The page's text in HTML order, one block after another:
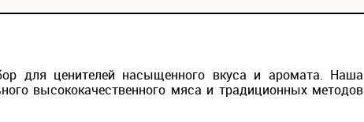
для ценителей насыщенного вкуса и аромата. Наша
высококачественного мяса и традиционных методов